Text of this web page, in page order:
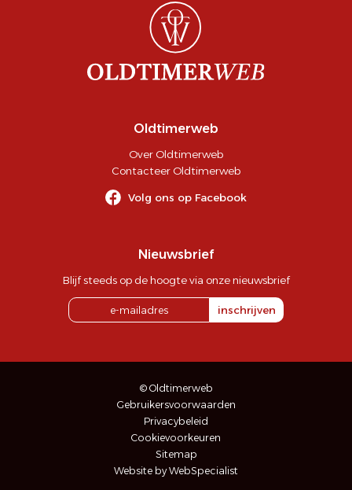
Oldtimerweb
Over Oldtimerweb
Contacteer Oldtimerweb
Volg ons op Facebook
Nieuwsbrief
Blijf steeds op de hoogte via onze nieuwsbrief
inschrijven
© Oldtimerweb
Gebruikersvoorwaarden
Privacybeleid
Cookievoorkeuren
Sitemap
Website by WebSpecialist